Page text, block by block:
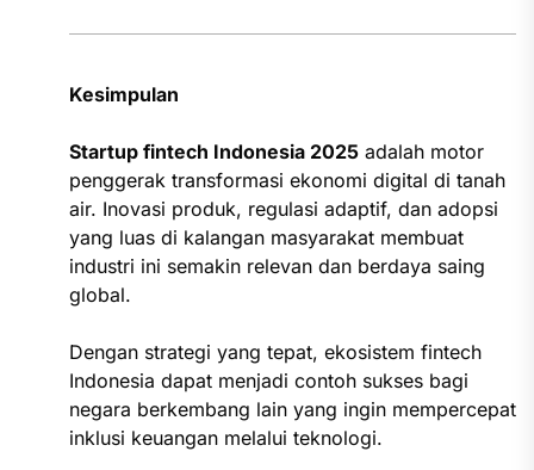
Kesimpulan
Startup fintech Indonesia 2025adalah motor
penggerak transformasi ekonomi digital di tanah
air. Inovasi produk, regulasi adaptif, dan adopsi
yang luas di kalangan masyarakat membuat
industri ini semakin relevan dan berdaya saing
global.
Dengan strategi yang tepat, ekosistem fintech
Indonesia dapat menjadi contoh sukses bagi
negara berkembang lain yang ingin mempercepat
inklusi keuangan melalui teknologi.